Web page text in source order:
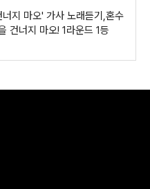
지 마오' 가사 노래듣기,혼수
건너지 마오! 1라운드 1등